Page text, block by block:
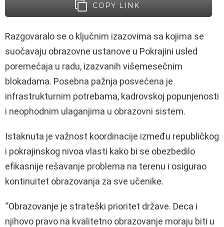
COPY LINK
Razgovaralo se o ključnim izazovima sa kojima se
suočavaju obrazovne ustanove u Pokrajini usled
poremećaja u radu, izazvanih višemesečnim
blokadama. Posebna pažnja posvećena je
infrastrukturnim potrebama, kadrovskoj popunjenosti
i neophodnim ulaganjima u obrazovni sistem.
Istaknuta je važnost koordinacije između republičkog
i pokrajinskog nivoa vlasti kako bi se obezbedilo
efikasnije rešavanje problema na terenu i osigurao
kontinuitet obrazovanja za sve učenike.
“Obrazovanje je strateški prioritet države. Deca i
njihovo pravo na kvalitetno obrazovanje moraju biti u